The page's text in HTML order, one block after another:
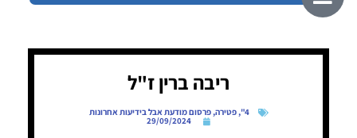
ריבה ברין ז"ל
4"
,פטירה,פרסום מודעת אבל בידיעות אחרונות
29/09/2024